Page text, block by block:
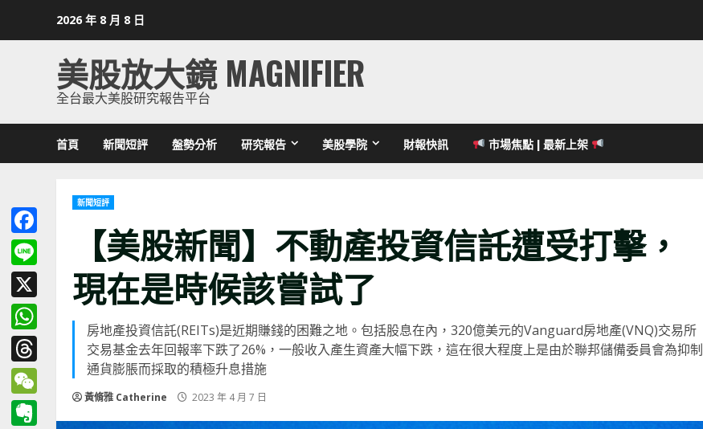
2026 年 8 月 8 日
美股放大鏡 MAGNIFIER
全台最大美股研究報告平台
首頁 新聞短評 盤勢分析 研究報告 美股學院 財報快訊 市場焦點 | 最新上架
新聞短評
【美股新聞】不動產投資信託遭受打擊，
現在是時候該嘗試了
房地產投資信託(REITs)是近期賺錢的困難之地。包括股息在內，320億美元的Vanguard房地產(VNQ)交易所
交易基金去年回報率下跌了26%，一般收入產生資產大幅下跌，這在很大程度上是由於聯邦儲備委員會為抑制
通貨膨脹而採取的積極升息措施
黃脩雅 Catherine 2023 年 4 月 7 日
Facebook
Line
X
WhatsApp
Threads
WeChat